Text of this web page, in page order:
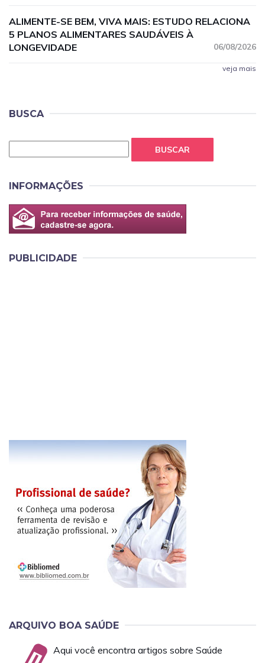
ALIMENTE-SE BEM, VIVA MAIS: ESTUDO RELACIONA
5 PLANOS ALIMENTARES SAUDÁVEIS À
LONGEVIDADE
06/08/2026
veja mais
BUSCA
BUSCAR
INFORMAÇÕES
PUBLICIDADE
ARQUIVO BOA SAÚDE
Aqui você encontra artigos sobre Saúde